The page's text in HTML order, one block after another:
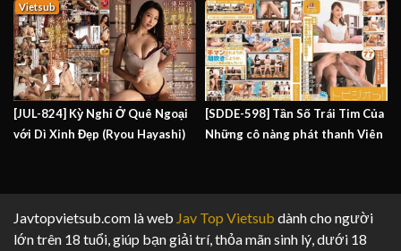
[JUL-824] Kỳ Nghỉ Ở Quê Ngoại
với Dì Xinh Đẹp (Ryou Hayashi)
Vietsub
[SDDE-598] Tần Số Trái Tim Của
Những cô nàng phát thanh Viên
Javtopvietsub.com là web Jav Top Vietsub dành cho người
lớn trên 18 tuổi, giúp bạn giải trí, thỏa mãn sinh lý, dưới 18